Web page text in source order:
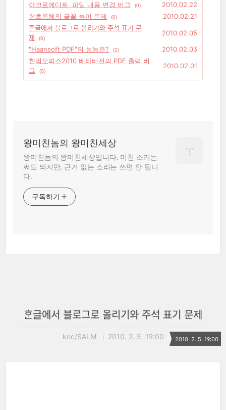
아크로에디트, 파일 내용 변경 버그 (0)
2010.02.22
함초롬체의 글꼴 높이 문제
(0)
2010.02.21
ᄒᆞᆫ글에서 블로그로 올리기와 주석 표기 문
제
(0)
2010.02.05
"Haansoft PDF"의 성능은?
(2)
2010.02.03
한컴오피스2010 베타버전의 PDF 출력 버
그
(0)
2010.02.01
왕미친놈의 왕미친세상
왕미친놈의 왕미친세상입니다. 미친 소리는
써도 되지만, 근거 없는 소리는 쓰면 안 됩니
다.
구독하기
ᄒᆞᆫ글에서 블로그로 올리기와 주석 표기 문제
koc/SALM 2010. 2. 5. 19:00 2010. 2. 5. 19:00